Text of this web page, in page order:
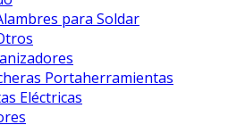
para Soldar
Portaherramientas
Eléctricas